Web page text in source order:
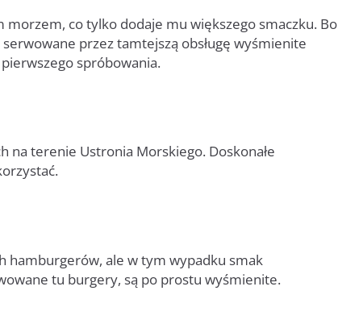
morzem, co tylko dodaje mu większego smaczku. Bo
przez tamtejszą obsługę wyśmienite
spróbowania.
na terenie Ustronia Morskiego. Doskonałe
hamburgerów, ale w tym wypadku smak
tu burgery, są po prostu wyśmienite.